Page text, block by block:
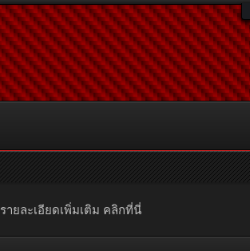
ายละเอียดเพิ่มเติม คลิกที่นี่